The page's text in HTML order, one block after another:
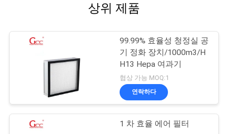
상위 제품
99.99% 효율성 청정실 공
기 정화 장치/1000m3/H
H13 Hepa 여과기
협상 가능 MOQ:1
연락하다
1 차 효율 에어 필터